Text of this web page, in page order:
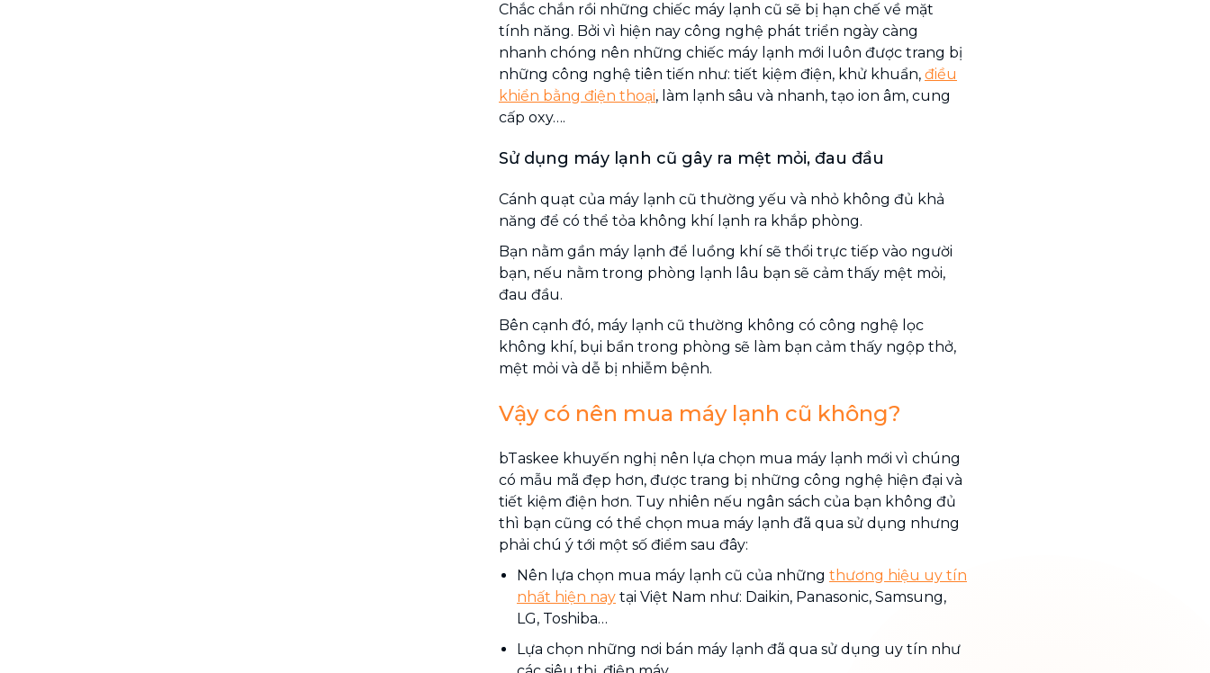
Chắc chắn rồi những chiếc máy lạnh cũ sẽ bị hạn chế về mặt
tính năng. Bởi vì hiện nay công nghệ phát triển ngày càng
nhanh chóng nên những chiếc máy lạnh mới luôn được trang bị
những công nghệ tiên tiến như: tiết kiệm điện, khử khuẩn, điều
khiển bằng điện thoại, làm lạnh sâu và nhanh, tạo ion âm, cung
cấp oxy….
Sử dụng máy lạnh cũ gây ra mệt mỏi, đau đầu
Cánh quạt của máy lạnh cũ thường yếu và nhỏ không đủ khả
năng để có thể tỏa không khí lạnh ra khắp phòng.
Bạn nằm gần máy lạnh để luồng khí sẽ thổi trực tiếp vào người
bạn, nếu nằm trong phòng lạnh lâu bạn sẽ cảm thấy mệt mỏi,
đau đầu.
Bên cạnh đó, máy lạnh cũ thường không có công nghệ lọc
không khí, bụi bẩn trong phòng sẽ làm bạn cảm thấy ngộp thở,
mệt mỏi và dễ bị nhiễm bệnh.
Vậy có nên mua máy lạnh cũ không?
bTaskee khuyến nghị nên lựa chọn mua máy lạnh mới vì chúng
có mẫu mã đẹp hơn, được trang bị những công nghệ hiện đại và
tiết kiệm điện hơn. Tuy nhiên nếu ngân sách của bạn không đủ
thì bạn cũng có thể chọn mua máy lạnh đã qua sử dụng nhưng
phải chú ý tới một số điểm sau đây:
Nên lựa chọn mua máy lạnh cũ của những thương hiệu uy tín
nhất hiện nay tại Việt Nam như: Daikin, Panasonic, Samsung,
LG, Toshiba…
Lựa chọn những nơi bán máy lạnh đã qua sử dụng uy tín như